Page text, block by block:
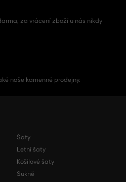
za vrácení zboží u nás nikdy
naše kamenné prodejny.
Šaty
Letní šaty
Košilové šaty
Sukně